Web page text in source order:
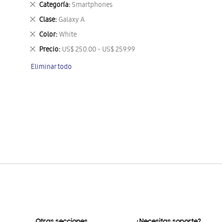
Categoría Smartphones
Eliminar
este
artículo
Clase Galaxy A
Eliminar
este
artículo
Color White
Eliminar
este
artículo
Precio US$ 250.00 - US$ 259.99
Eliminar
artículo
Eliminar todo